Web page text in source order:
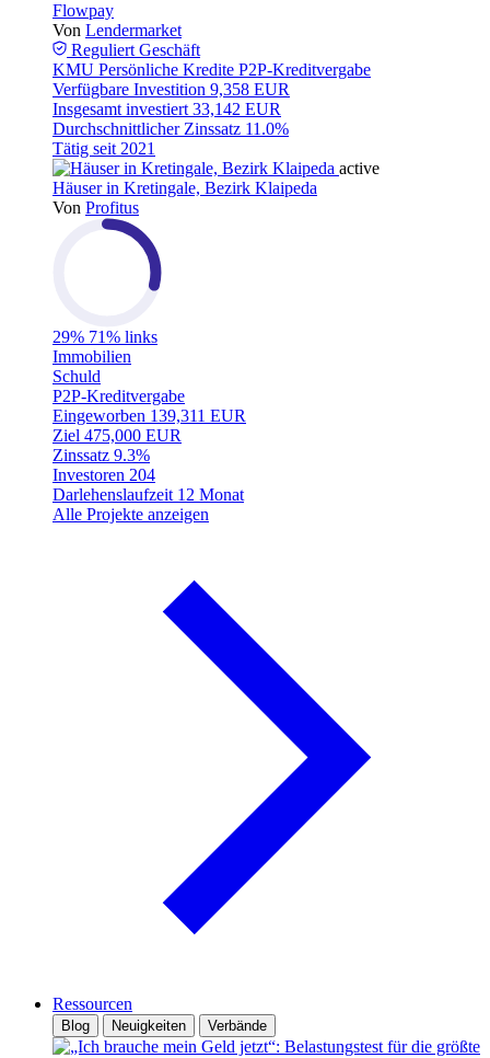
Flowpay
Von Lendermarket
Reguliert Geschäft
KMU Persönliche Kredite P2P-Kreditvergabe
Verfügbare Investition 9,358 EUR
Insgesamt investiert 33,142 EUR
Durchschnittlicher Zinssatz 11.0%
Tätig seit 2021
active
Häuser in Kretingale, Bezirk Klaipeda
Von Profitus
29% 71% links
Immobilien
Schuld
P2P-Kreditvergabe
Eingeworben 139,311 EUR
Ziel 475,000 EUR
Zinssatz 9.3%
Investoren 204
Darlehenslaufzeit 12 Monat
Alle Projekte anzeigen
Ressourcen
Blog Neuigkeiten Verbände